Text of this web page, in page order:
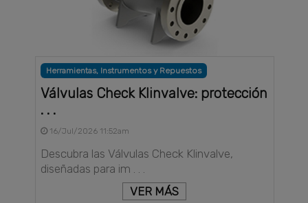
Herramientas, Instrumentos y Repuestos
Válvulas Check Klinvalve: protección
. . .
16/Jul/2026 11:52am
Descubra las Válvulas Check Klinvalve,
diseñadas para im . . .
VER MÁS